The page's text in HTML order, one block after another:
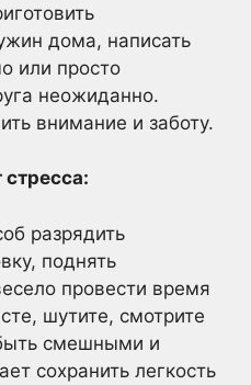
дома, написать
или просто
неожиданно.
внимание и заботу.
разрядить
поднять
провести время
шутите, смотрите
смешными и
сохранить легкость